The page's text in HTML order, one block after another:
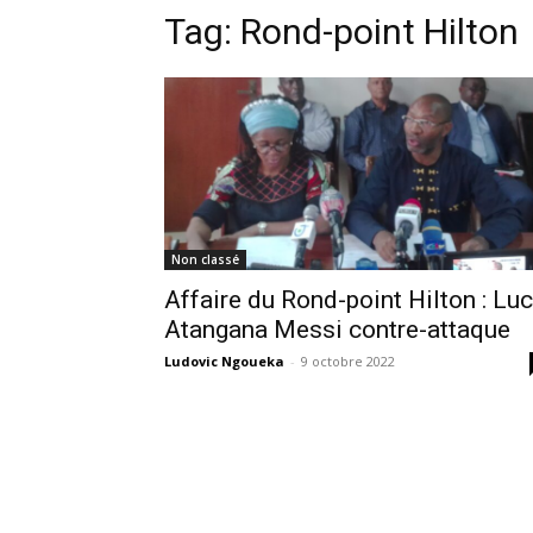
Tag: Rond-point Hilton
Non classé
Affaire du Rond-point Hilton : Luc
Atangana Messi contre-attaque
Ludovic Ngoueka - 9 octobre 2022